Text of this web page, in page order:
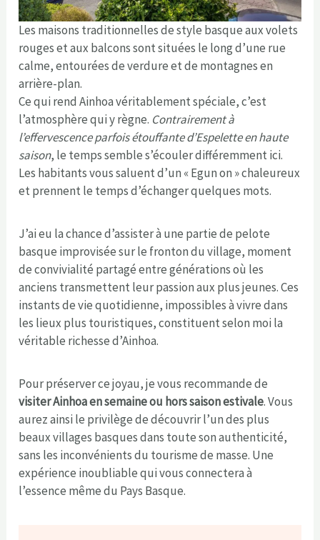
Les maisons traditionnelles de style basque aux volets
rouges et aux balcons sont situées le long d’une rue
calme, entourées de verdure et de montagnes en
arrière-plan.
Ce qui rend Ainhoa véritablement spéciale, c’est
l’atmosphère qui y règne. Contrairement à
l’effervescence parfois étouffante d’Espelette en haute
saison, le temps semble s’écouler différemment ici.
Les habitants vous saluent d’un « Egun on » chaleureux
et prennent le temps d’échanger quelques mots.
J’ai eu la chance d’assister à une partie de pelote
basque improvisée sur le fronton du village, moment
de convivialité partagé entre générations où les
anciens transmettent leur passion aux plus jeunes. Ces
instants de vie quotidienne, impossibles à vivre dans
les lieux plus touristiques, constituent selon moi la
véritable richesse d’Ainhoa.
Pour préserver ce joyau, je vous recommande de
visiter Ainhoa en semaine ou hors saison estivale. Vous
aurez ainsi le privilège de découvrir l’un des plus
beaux villages basques dans toute son authenticité,
sans les inconvénients du tourisme de masse. Une
expérience inoubliable qui vous connectera à
l’essence même du Pays Basque.